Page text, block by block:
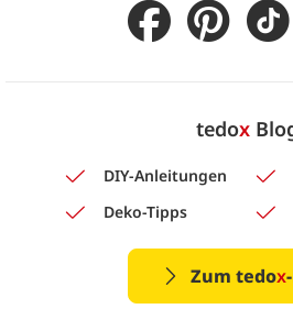
tedox
DIY-Anleitungen
Deko-Tipps
Zum tedox